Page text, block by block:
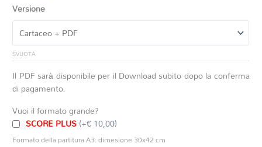
Versione
SVUOTA
Il PDF sarà disponibile per il Download subito dopo la conferma
di pagamento.
Vuoi il formato grande?
SCORE PLUS(+€ 10,00)
Formato della partitura A3: dimesione 30x42 cm